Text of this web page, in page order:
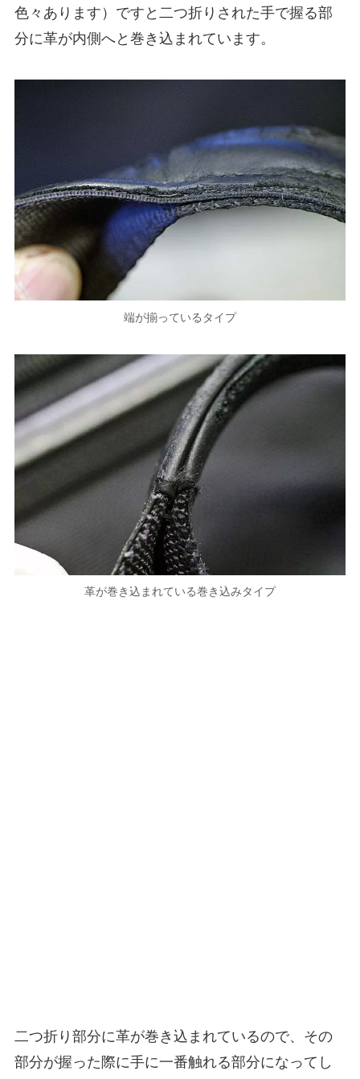
色々あります）ですと二つ折りされた手で握る部
分に革が内側へと巻き込まれています。
端が揃っているタイプ
革が巻き込まれている巻き込みタイプ
二つ折り部分に革が巻き込まれているので、その
部分が握った際に手に一番触れる部分になってし